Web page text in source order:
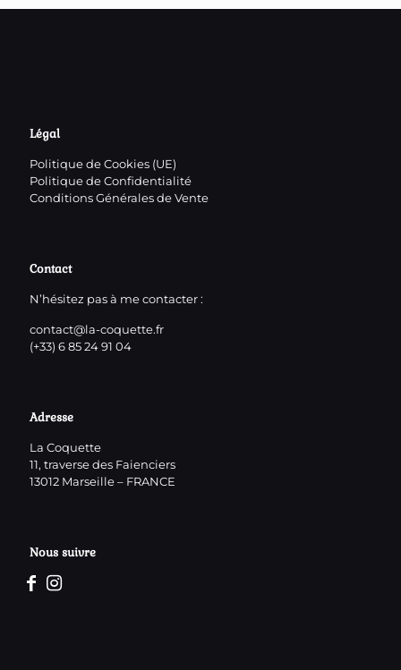
Légal
Politique de Cookies (UE)
Politique de Confidentialité
Conditions Générales de Vente
Contact
N’hésitez pas à me contacter :
contact@la-coquette.fr
(+33) 6 85 24 91 04
Adresse
La Coquette
11, traverse des Faienciers
13012 Marseille – FRANCE
Nous suivre